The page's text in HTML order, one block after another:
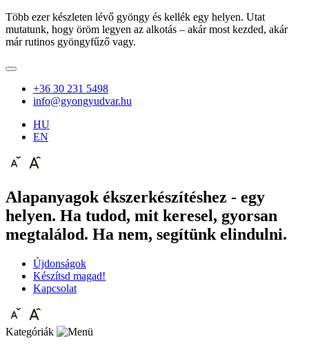
Több ezer készleten lévő gyöngy és kellék egy helyen. Utat
mutatunk, hogy öröm legyen az alkotás – akár most kezded, akár
már rutinos gyöngyfűző vagy.
+36 30 231 5498
info@gyongyudvar.hu
HU
EN
Alapanyagok ékszerkészítéshez - egy
helyen. Ha tudod, mit keresel, gyorsan
megtalálod. Ha nem, segítünk elindulni.
Újdonságok
Készítsd magad!
Kapcsolat
Kategóriák